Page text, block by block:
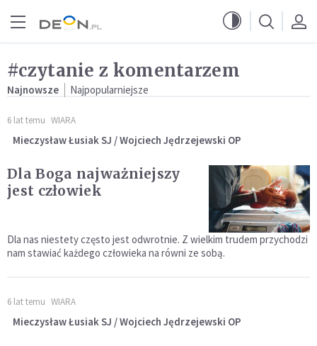
#czytanie z komentarzem
Najnowsze Najpopularniejsze
6 lat temu WIARA
Mieczysław Łusiak SJ / Wojciech Jędrzejewski OP
Dla Boga najważniejszy
jest człowiek
Dla nas niestety często jest odwrotnie. Z wielkim trudem przychodzi
nam stawiać każdego człowieka na równi ze sobą.
6 lat temu WIARA
Mieczysław Łusiak SJ / Wojciech Jędrzejewski OP